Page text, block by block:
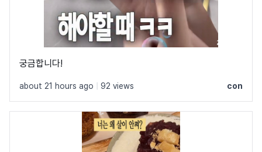
궁금합니다!
about 21 hours ago 92 views con